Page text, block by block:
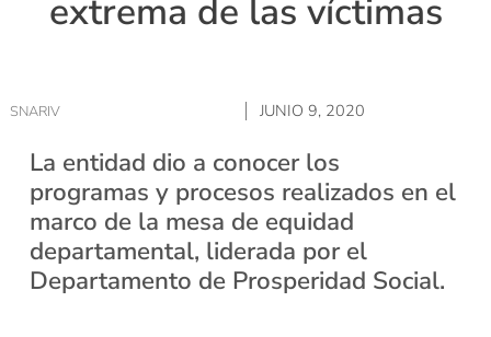
extrema de las víctimas
SNARIV JUNIO 9, 2020
La entidad dio a conocer los
programas y procesos realizados en el
marco de la mesa de equidad
departamental, liderada por el
Departamento de Prosperidad Social.